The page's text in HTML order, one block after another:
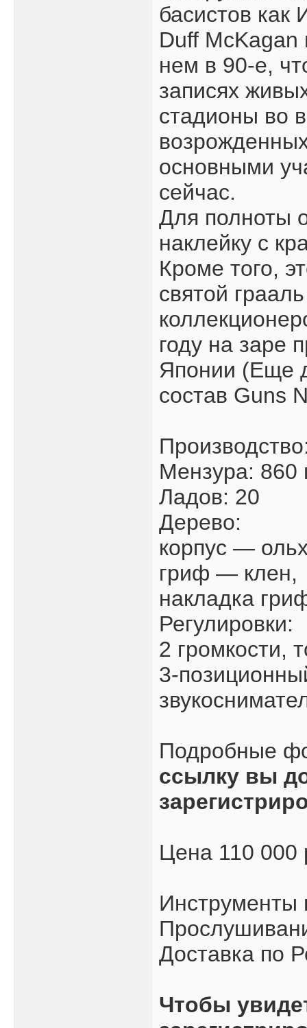
басистов
Duff McKagan
нем в 90-е,
записях
стадионы во
основными
сейчас.
Для полноты
наклейку с
Кроме того,
святой
году на заре
Японии (Еще
состав Guns
Мензура: 860
Ладов: 20
Дерево:
корпус —
гриф — клен,
накладка
Регулировки:
2 громкости,
3-
Подробные
ссылку вы
Цена 110 000
Инструменты
Доставка по
Чтобы